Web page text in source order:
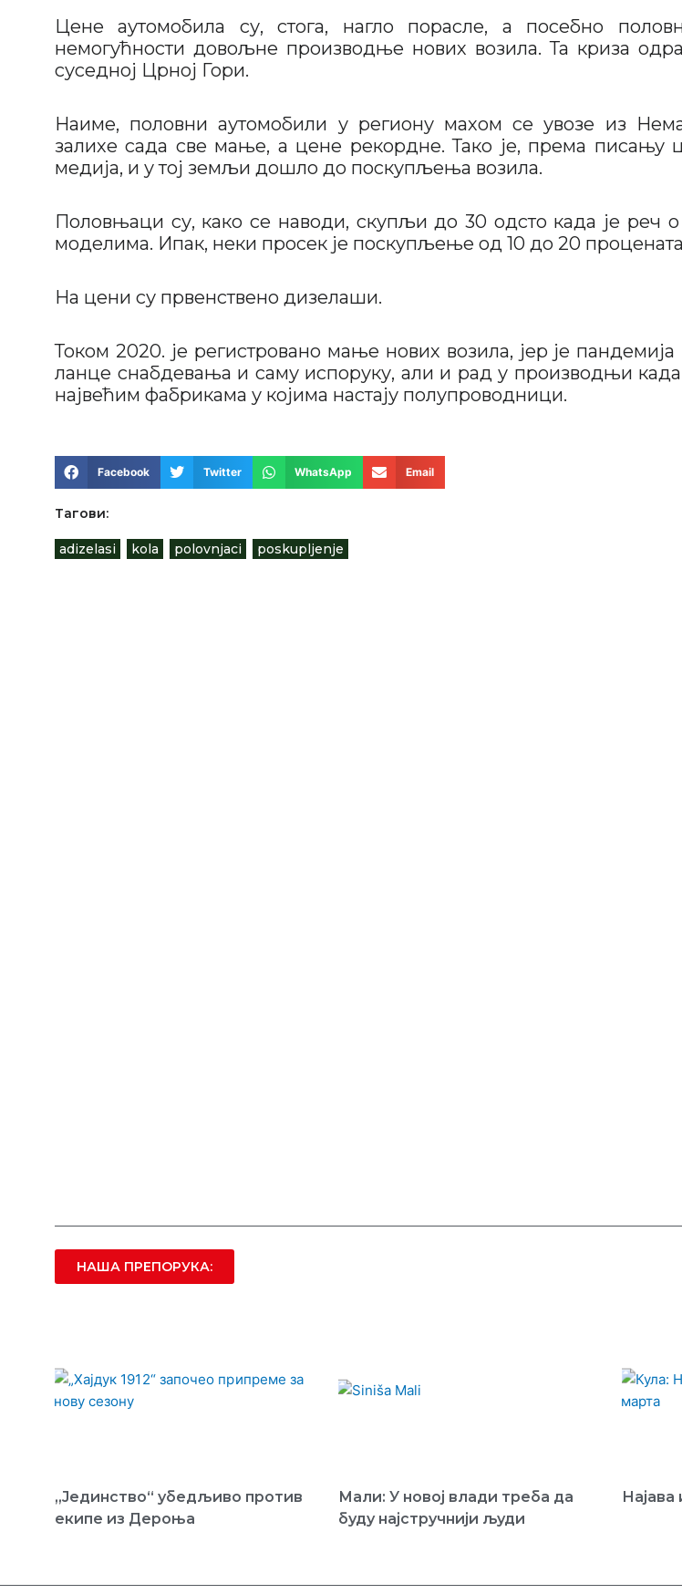
Цене аутомобила су, стога, нагло порасле, а посебно
немогућности довољне производње нових возила. Та криза
суседној Црној Гори.
Наиме, половни аутомобили у региону махом се увозе из
залихе сада све мање, а цене рекордне. Тако је, према писању
медија, и у тој земљи дошло до поскупљења возила.
Половњаци су, како се наводи, скупљи до 30 одсто када је реч
моделима. Ипак, неки просек је поскупљење од 10 до 20
На цени су првенствено дизелаши.
Током 2020. је регистровано мање нових возила, јер је
ланце снабдевања и саму испоруку, али и рад у производњи
највећим фабрикама у којима настају полупроводници.
Facebook Twitter WhatsApp Email
Тагови:
adizelasi kola polovnjaci poskupljenje
НАША ПРЕПОРУКА:
„Јединство“ убедљиво против
екипе из Дероња
Мали: У новој влади треба да
буду најстручнији људи